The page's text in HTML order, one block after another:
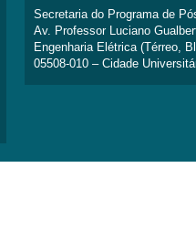
Secretaria do Programa de
Av. Professor Luciano
Engenharia Elétrica (Térreo,
05508-010 – Cidade